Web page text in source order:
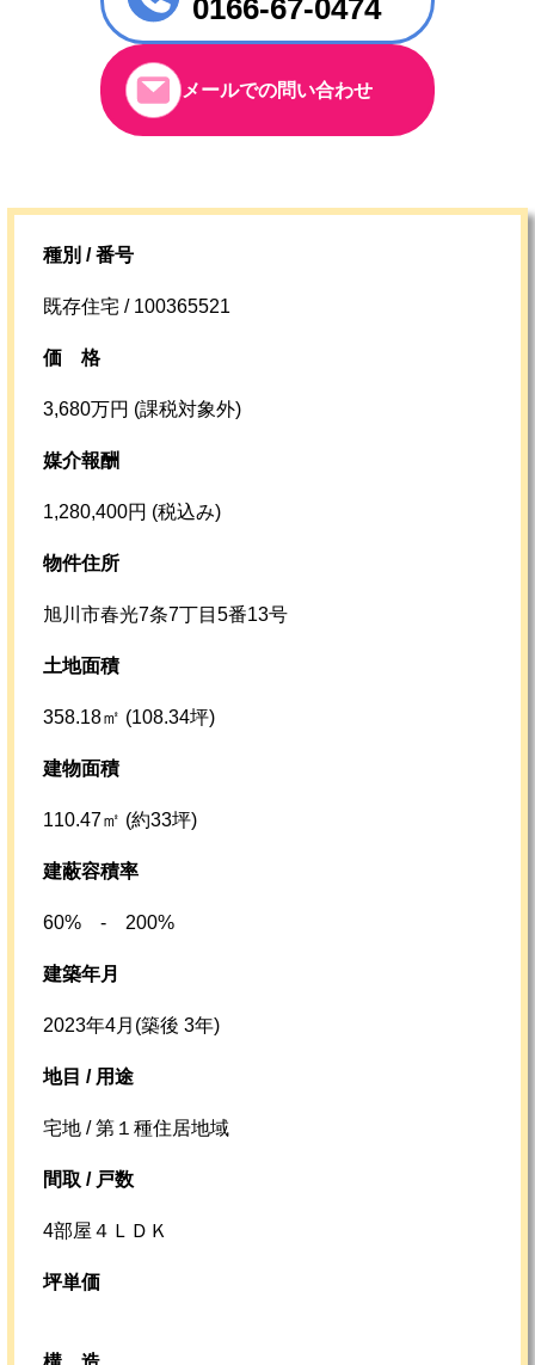
0166-67-0474
メールでの問い合わせ
種別 / 番号
既存住宅 / 100365521
価格
3,680万円 (課税対象外)
媒介報酬
1,280,400円 (税込み)
物件住所
旭川市春光7条7丁目5番13号
土地面積
358.18㎡ (108.34坪)
建物面積
110.47㎡ (約33坪)
建蔽容積率
60% - 200%
建築年月
2023年4月(築後 3年)
地目 / 用途
宅地 / 第１種住居地域
間取 / 戸数
4部屋４ＬＤＫ
坪単価